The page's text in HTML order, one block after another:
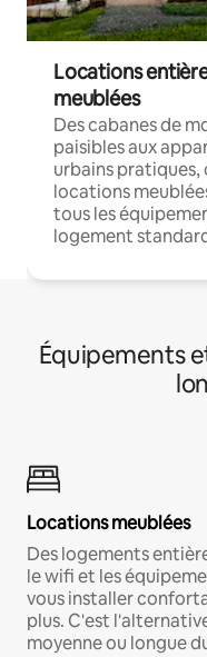
Locations
meublées
Des cabanes de
paisibles aux
urbains pratiques,
locations
tous les
logement
Équipements
Locations meublées
Des logements
le wifi et les
vous installer
plus. C'est
moyenne ou longue